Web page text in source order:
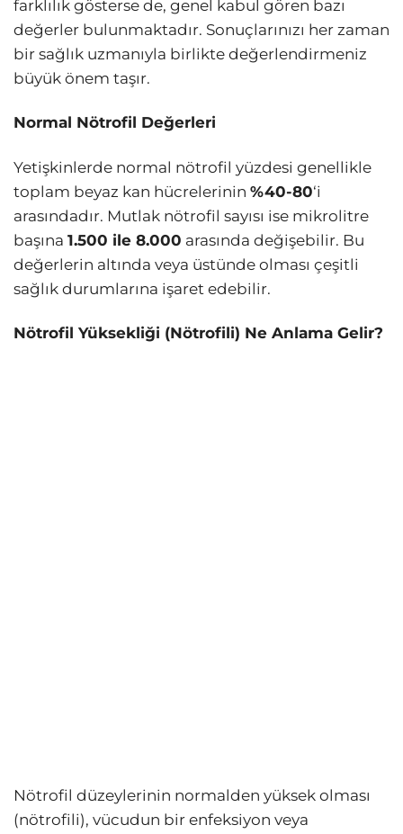
farklılık gösterse de, genel kabul gören bazı
değerler bulunmaktadır. Sonuçlarınızı her zaman
bir sağlık uzmanıyla birlikte değerlendirmeniz
büyük önem taşır.
Normal Nötrofil Değerleri
Yetişkinlerde normal nötrofil yüzdesi genellikle
toplam beyaz kan hücrelerinin %40-80‘i
arasındadır. Mutlak nötrofil sayısı ise mikrolitre
başına 1.500 ile 8.000 arasında değişebilir. Bu
değerlerin altında veya üstünde olması çeşitli
sağlık durumlarına işaret edebilir.
Nötrofil Yüksekliği (Nötrofili) Ne Anlama Gelir?
Nötrofil düzeylerinin normalden yüksek olması
(nötrofili), vücudun bir enfeksiyon veya